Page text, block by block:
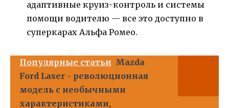
адаптивные круиз-контроль и системы
помощи водителю — все это доступно в
суперкарах Альфа Ромео.
Популярные статьи Mazda
Ford Laser - революционная
модель с необычными
характеристиками,